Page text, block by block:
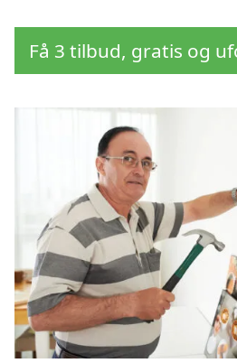
Få 3 tilbud, gratis og